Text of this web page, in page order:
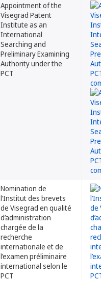
Appointment of the
Visegrad Patent
Institute as an
International
Searching and
Preliminary Examining
Authority under the
PCT
Nomination de
l’Institut des brevets
de Visegrad en qualité
d’administration
chargée de la
recherche
internationale et de
l’examen préliminaire
international selon le
PCT